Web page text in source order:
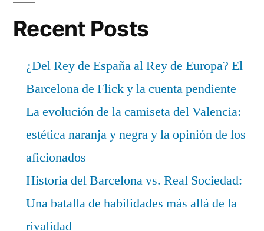
Recent Posts
¿Del Rey de España al Rey de Europa? El
Barcelona de Flick y la cuenta pendiente
La evolución de la camiseta del Valencia:
estética naranja y negra y la opinión de los
aficionados
Historia del Barcelona vs. Real Sociedad:
Una batalla de habilidades más allá de la
rivalidad